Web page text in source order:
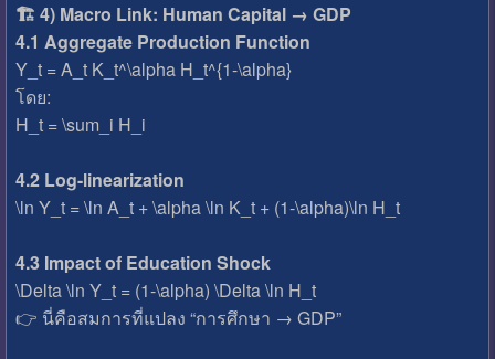
🏗️ 4) Macro Link: Human Capital → GDP
4.1 Aggregate Production Function
Y_t = A_t K_t^\alpha H_t^{1-\alpha}
โดย:
H_t = \sum_i H_i
4.2 Log-linearization
\ln Y_t = \ln A_t + \alpha \ln K_t + (1-\alpha)\ln H_t
4.3 Impact of Education Shock
\Delta \ln Y_t = (1-\alpha) \Delta \ln H_t
👉 นี่คือสมการที่แปลง “การศึกษา → GDP”